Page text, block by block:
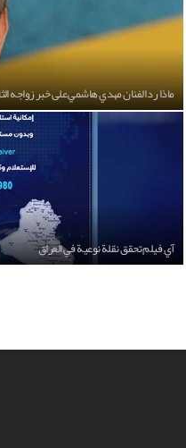
ماذا رد الفنان مهدي هاشمي على خبر زواجه
آي فيلم تحقق نقلة نوعية في العراق